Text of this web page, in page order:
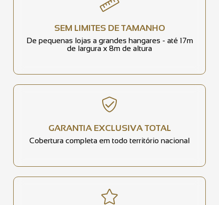
SEM LIMITES DE TAMANHO
De pequenas lojas a grandes hangares - até 17m
de largura x 8m de altura
GARANTIA EXCLUSIVA TOTAL
Cobertura completa em todo território nacional